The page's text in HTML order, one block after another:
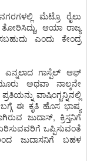
ಮೆಟ್ರೊ ರೈಲು
ಆಯಾ ರಾಜ್ಯ
ಎಂದು ಕೇಂದ್ರ
ಎನ್ನಲಾದ ಗಾಸ್ಪೆಲ್ ಆಫ್
ಅಥವಾ ನಾಲ್ಕನೇ
ವಾಷಿಂಗ್ಟನ್ನಿನಲ್ಲಿ
ಈ ಕೃತಿ ಹೊಸ ಭಾಷ್ಯ
ಜುದಾಸ್, ಕ್ರಿಸ್ತನಿಗೆ
ಒಪ್ಪಿಸುವಂತೆ
ಜುದಾಸನಿಗೆ ಬಹಳ